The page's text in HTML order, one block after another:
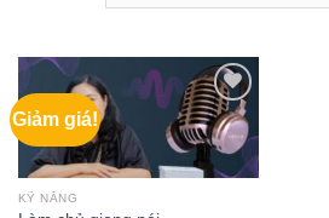
Giảm giá!
KỸ NĂNG